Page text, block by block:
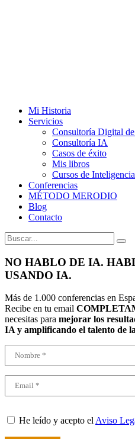
Mi Historia
Servicios
Consultoría Digital
Consultoría IA
Casos de éxito
Mis libros
Cursos de
Conferencias
MÉTODO MERODIO
Blog
Contacto
NO HABLO DE IA.
USANDO IA.
Más de 1.000 conferencias en
Recibe en tu email
necesitas para mejorar los
IA y amplificando el talento de
He leído y acepto elAviso